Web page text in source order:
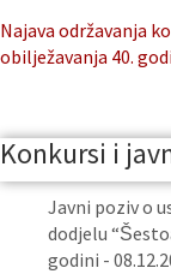
Najava održavanja
obilježavanja 40.
Konkursi i
Javni poziv o
dodjelu
godini -